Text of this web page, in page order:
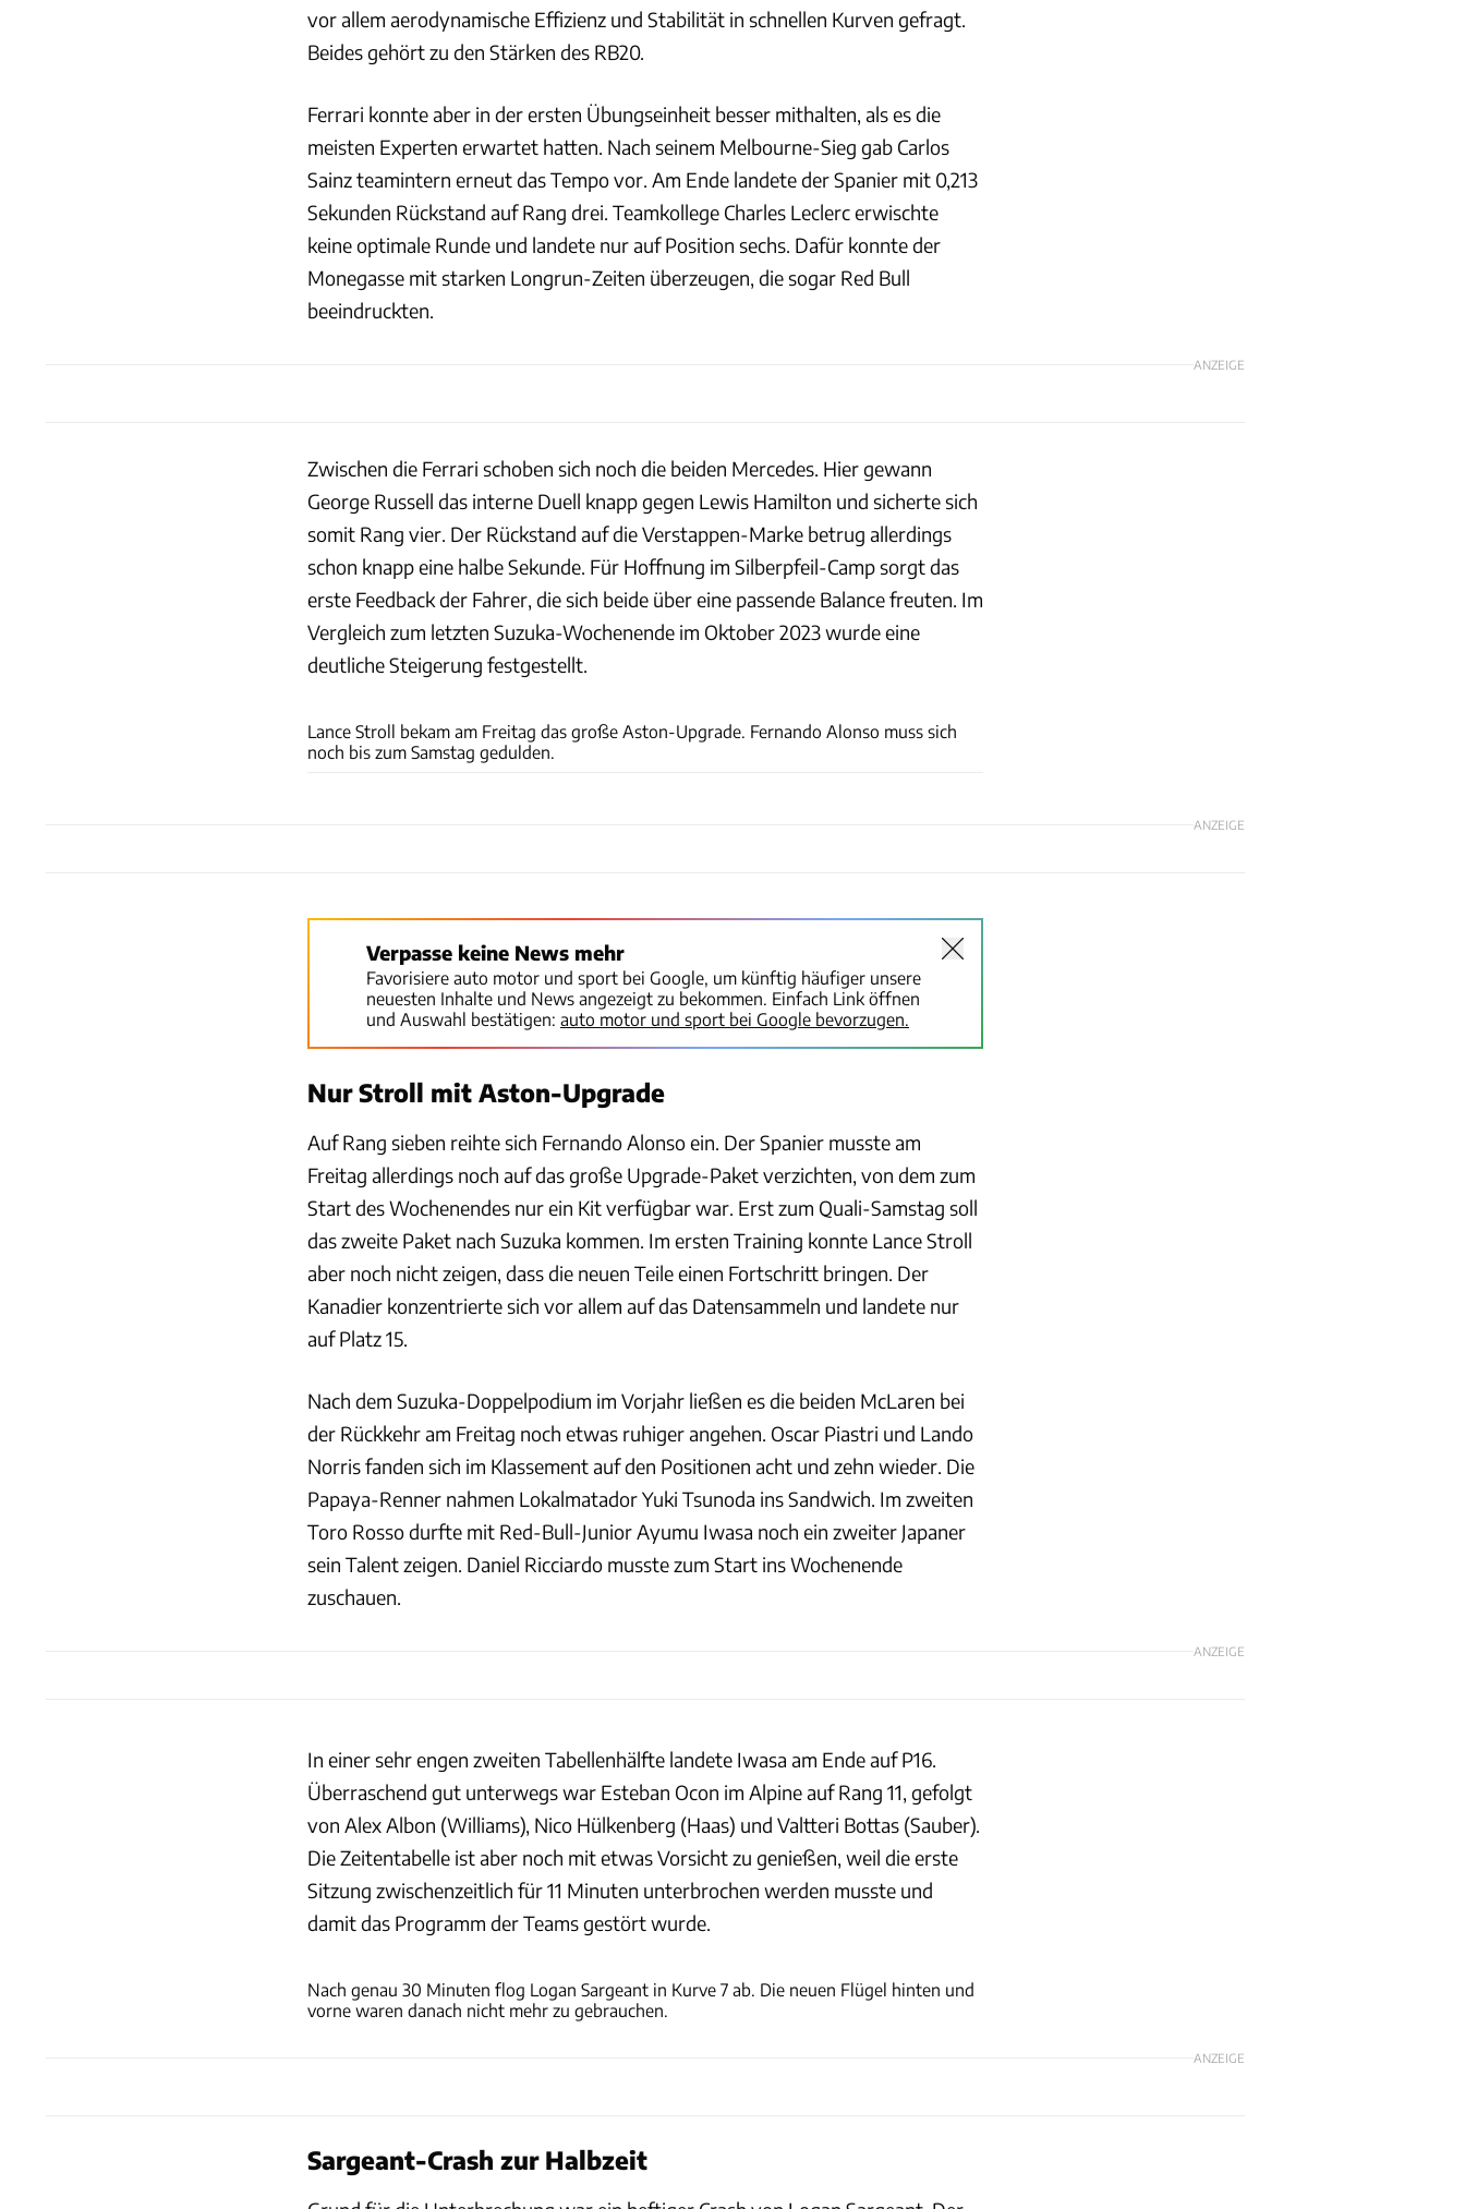
vor allem aerodynamische Effizienz und Stabilität in schnellen Kurven gefragt.
Beides gehört zu den Stärken des RB20.
Ferrari konnte aber in der ersten Übungseinheit besser mithalten, als es die
meisten Experten erwartet hatten. Nach seinem Melbourne-Sieg gab Carlos
Sainz teamintern erneut das Tempo vor. Am Ende landete der Spanier mit 0,213
Sekunden Rückstand auf Rang drei. Teamkollege Charles Leclerc erwischte
keine optimale Runde und landete nur auf Position sechs. Dafür konnte der
Monegasse mit starken Longrun-Zeiten überzeugen, die sogar Red Bull
beeindruckten.
ANZEIGE
Zwischen die Ferrari schoben sich noch die beiden Mercedes. Hier gewann
George Russell das interne Duell knapp gegen Lewis Hamilton und sicherte sich
somit Rang vier. Der Rückstand auf die Verstappen-Marke betrug allerdings
schon knapp eine halbe Sekunde. Für Hoffnung im Silberpfeil-Camp sorgt das
erste Feedback der Fahrer, die sich beide über eine passende Balance freuten. Im
Vergleich zum letzten Suzuka-Wochenende im Oktober 2023 wurde eine
deutliche Steigerung festgestellt.
Lance Stroll bekam am Freitag das große Aston-Upgrade. Fernando Alonso muss sich
noch bis zum Samstag gedulden.
ANZEIGE
Verpasse keine News mehr
Favorisiere auto motor und sport bei Google, um künftig häufiger unsere
neuesten Inhalte und News angezeigt zu bekommen. Einfach Link öffnen
und Auswahl bestätigen: auto motor und sport bei Google bevorzugen.
Nur Stroll mit Aston-Upgrade
Auf Rang sieben reihte sich Fernando Alonso ein. Der Spanier musste am
Freitag allerdings noch auf das große Upgrade-Paket verzichten, von dem zum
Start des Wochenendes nur ein Kit verfügbar war. Erst zum Quali-Samstag soll
das zweite Paket nach Suzuka kommen. Im ersten Training konnte Lance Stroll
aber noch nicht zeigen, dass die neuen Teile einen Fortschritt bringen. Der
Kanadier konzentrierte sich vor allem auf das Datensammeln und landete nur
auf Platz 15.
Nach dem Suzuka-Doppelpodium im Vorjahr ließen es die beiden McLaren bei
der Rückkehr am Freitag noch etwas ruhiger angehen. Oscar Piastri und Lando
Norris fanden sich im Klassement auf den Positionen acht und zehn wieder. Die
Papaya-Renner nahmen Lokalmatador Yuki Tsunoda ins Sandwich. Im zweiten
Toro Rosso durfte mit Red-Bull-Junior Ayumu Iwasa noch ein zweiter Japaner
sein Talent zeigen. Daniel Ricciardo musste zum Start ins Wochenende
zuschauen.
ANZEIGE
In einer sehr engen zweiten Tabellenhälfte landete Iwasa am Ende auf P16.
Überraschend gut unterwegs war Esteban Ocon im Alpine auf Rang 11, gefolgt
von Alex Albon (Williams), Nico Hülkenberg (Haas) und Valtteri Bottas (Sauber).
Die Zeitentabelle ist aber noch mit etwas Vorsicht zu genießen, weil die erste
Sitzung zwischenzeitlich für 11 Minuten unterbrochen werden musste und
damit das Programm der Teams gestört wurde.
Nach genau 30 Minuten flog Logan Sargeant in Kurve 7 ab. Die neuen Flügel hinten und
vorne waren danach nicht mehr zu gebrauchen.
ANZEIGE
Sargeant-Crash zur Halbzeit